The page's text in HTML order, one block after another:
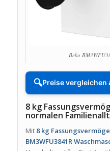
Beko
🔍Preise vergleichen
8 kg
normalen
Mit 8 kg
BM3WFU3841R